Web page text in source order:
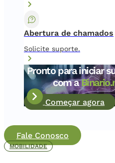
Abertura de chamados
Solicite suporte.
Pronto para iniciar
com a
Começar agora
Fale Conosco
MOBILIDADE